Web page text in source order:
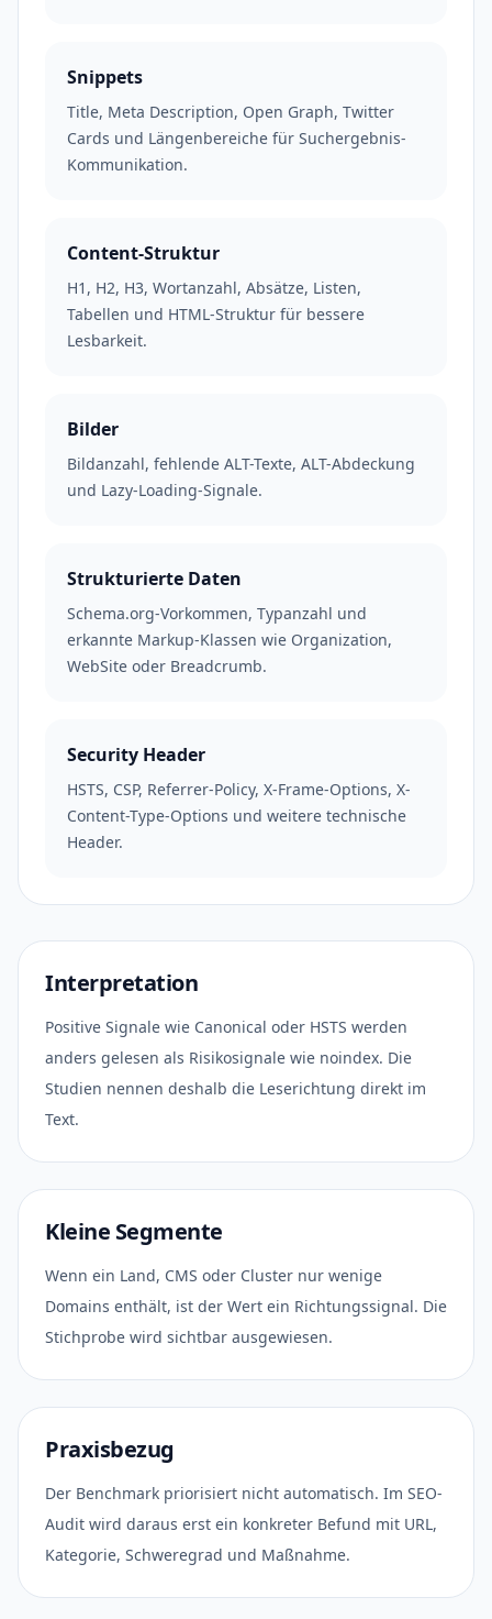
Snippets
Title, Meta Description, Open Graph, Twitter
Cards und Längenbereiche für Suchergebnis-
Kommunikation.
Content-Struktur
H1, H2, H3, Wortanzahl, Absätze, Listen,
Tabellen und HTML-Struktur für bessere
Lesbarkeit.
Bilder
Bildanzahl, fehlende ALT-Texte, ALT-Abdeckung
und Lazy-Loading-Signale.
Strukturierte Daten
Schema.org-Vorkommen, Typanzahl und
erkannte Markup-Klassen wie Organization,
WebSite oder Breadcrumb.
Security Header
HSTS, CSP, Referrer-Policy, X-Frame-Options, X-
Content-Type-Options und weitere technische
Header.
Interpretation
Positive Signale wie Canonical oder HSTS werden
anders gelesen als Risikosignale wie noindex. Die
Studien nennen deshalb die Leserichtung direkt im
Text.
Kleine Segmente
Wenn ein Land, CMS oder Cluster nur wenige
Domains enthält, ist der Wert ein Richtungssignal. Die
Stichprobe wird sichtbar ausgewiesen.
Praxisbezug
Der Benchmark priorisiert nicht automatisch. Im SEO-
Audit wird daraus erst ein konkreter Befund mit URL,
Kategorie, Schweregrad und Maßnahme.